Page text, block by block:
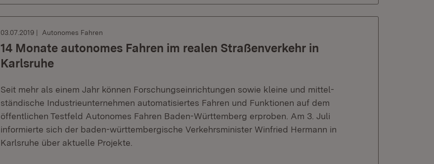
03.07.2019 Autonomes Fahren
14 Monate autonomes Fahren im realen Straßenverkehr in
Karlsruhe
Seit mehr als einem Jahr können Forschungseinrichtungen sowie kleine und mittel-
ständische Industrieunternehmen automatisiertes Fahren und Funktionen auf dem
öffentlichen Testfeld Autonomes Fahren Baden-Württemberg erproben. Am 3. Juli
informierte sich der baden-württembergische Verkehrsminister Winfried Hermann in
Karlsruhe über aktuelle Projekte.